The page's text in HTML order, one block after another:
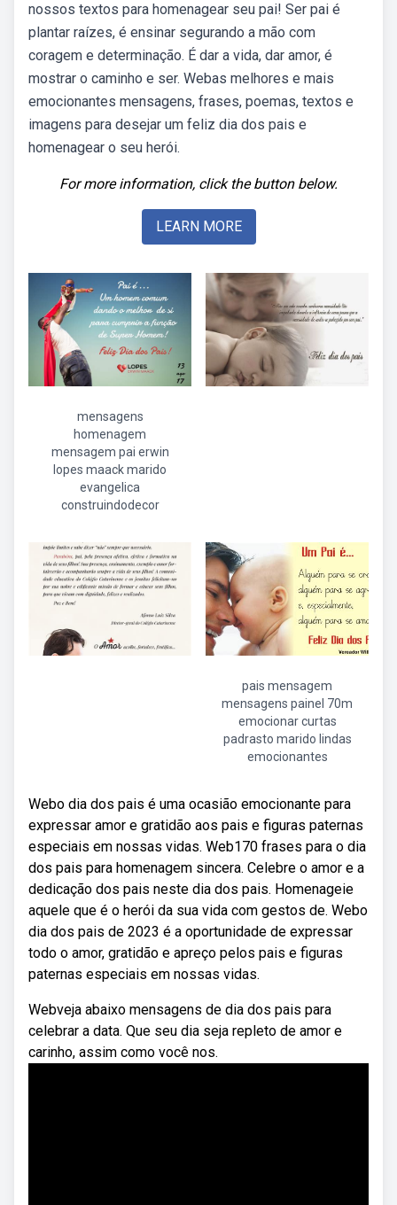
nossos textos para homenagear seu pai! Ser pai é
plantar raízes, é ensinar segurando a mão com
coragem e determinação. É dar a vida, dar amor, é
mostrar o caminho e ser. Webas melhores e mais
emocionantes mensagens, frases, poemas, textos e
imagens para desejar um feliz dia dos pais e
homenagear o seu herói.
For more information, click the button below.
LEARN MORE
mensagens
homenagem
mensagem pai erwin
lopes maack marido
evangelica
construindodecor
pais mensagem
mensagens painel 70m
emocionar curtas
padrasto marido lindas
emocionantes
Webo dia dos pais é uma ocasião emocionante para
expressar amor e gratidão aos pais e figuras paternas
especiais em nossas vidas. Web170 frases para o dia
dos pais para homenagem sincera. Celebre o amor e a
dedicação dos pais neste dia dos pais. Homenageie
aquele que é o herói da sua vida com gestos de. Webo
dia dos pais de 2023 é a oportunidade de expressar
todo o amor, gratidão e apreço pelos pais e figuras
paternas especiais em nossas vidas.
Webveja abaixo mensagens de dia dos pais para
celebrar a data. Que seu dia seja repleto de amor e
carinho, assim como você nos.